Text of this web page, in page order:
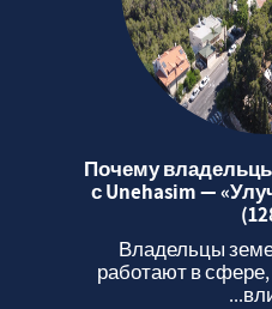
Почему
с Unehasim —
Владельцы
работают в сфере,